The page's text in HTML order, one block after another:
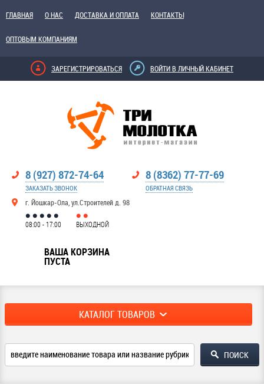
ГЛАВНАЯ О НАС ДОСТАВКА И ОПЛАТА КОНТАКТЫ
ОПТОВЫМ КОМПАНИЯМ
ЗАРЕГИСТРИРОВАТЬСЯ ВОЙТИ В ЛИЧНЫЙ КАБИНЕТ
8 (927) 872-74-64
ЗАКАЗАТЬ ЗВОНОК
г. Йошкар-Ола, ул.Строителей д. 98
8 (8362) 77-77-69
ОБРАТНАЯ СВЯЗЬ
08:00 - 17:00 ВЫХОДНОЙ
ВАША КОРЗИНА
ПУСТА
КАТАЛОГ ТОВАРОВ